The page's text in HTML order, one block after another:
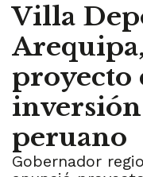
Villa
proyecto
peruano
Gobernador